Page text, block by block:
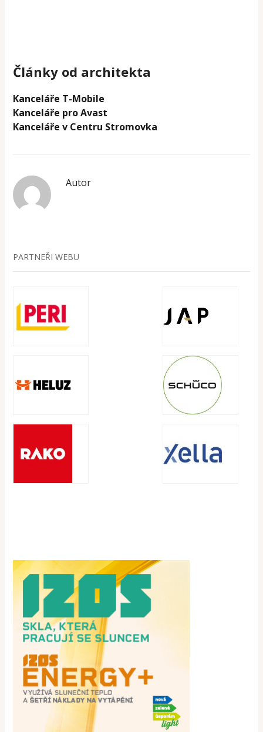
Články od architekta
Kanceláře T-Mobile
Kanceláře pro Avast
Kanceláře v Centru Stromovka
Autor
PARTNEŘI WEBU